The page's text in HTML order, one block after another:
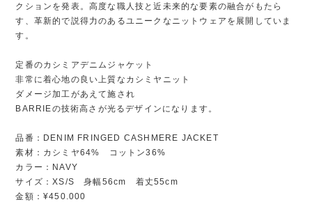
クションを発表。高度な職人技と近未来的な要素の融合がもたら
す、革新的で説得力のあるユニークなニットウェアを展開していま
す。
定番のカシミアデニムジャケット
非常に着心地の良い上質なカシミヤニット
ダメージ加工があえて施され
BARRIEの技術高さが光るデザインになります。
品番：DENIM FRINGED CASHMERE JACKET
素材：カシミヤ64% コットン36%
カラー：NAVY
サイズ：XS/S 身幅56cm 着丈55cm
金額：¥450.000